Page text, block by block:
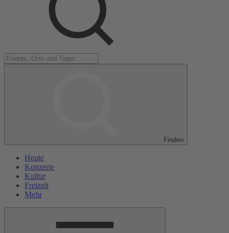
Finden
Heute
Konzerte
Kultur
Freizeit
Mehr